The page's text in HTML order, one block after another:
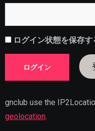
ログイン状態を保存す
gnclub use the
geolocation.